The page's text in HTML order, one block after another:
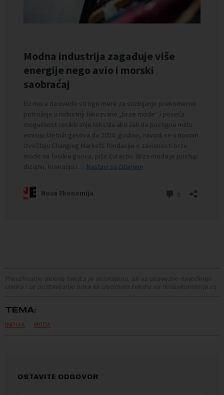
Preuzimanje delova teksta je dozvoljeno, ali uz obavezno navođenje
izvora i uz postavljanje linka ka izvornom tekstu na novaekonomija.rs
TEMA:
INDIJA MODA
OSTAVITE ODGOVOR